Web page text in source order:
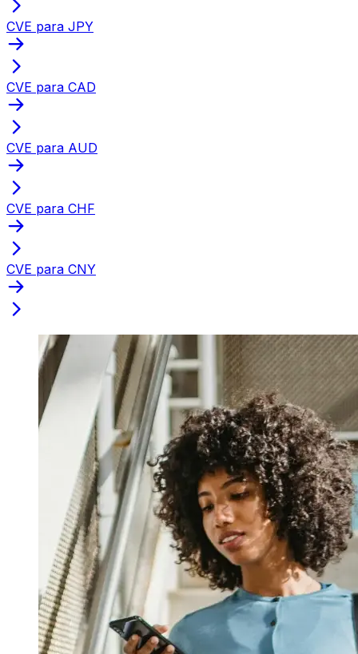
CVE para JPY
CVE para CAD
CVE para AUD
CVE para CHF
CVE para CNY